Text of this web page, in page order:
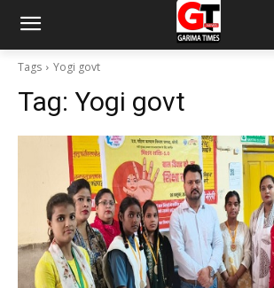
Tags Yogi govt
Tag: Yogi govt